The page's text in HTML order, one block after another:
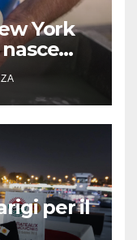
York